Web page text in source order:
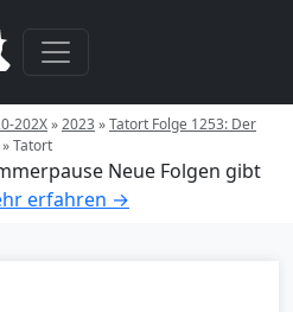
202X»2023»Tatort Folge 1253: Der
»Tatort
Neue Folgen gibt
erfahren →